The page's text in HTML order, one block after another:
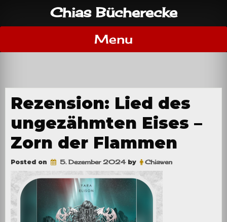
content
Chias Bücherecke
Menu
Rezension: Lied des
ungezähmten Eises –
Zorn der Flammen
Posted on 5. Dezember 2024by Chiawen